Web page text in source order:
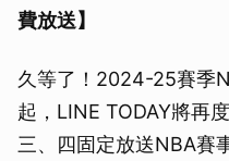
費放送】
久等了！2024-25賽季
起，LINE TODAY將再
三、四固定放送NBA賽